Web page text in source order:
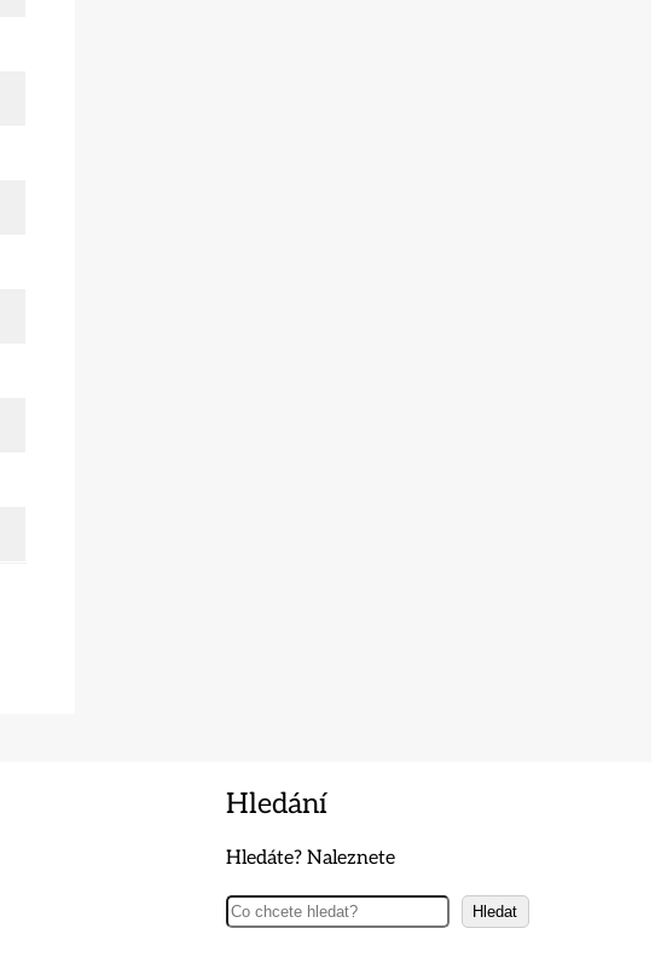
Hledání
Hledáte? Naleznete
Hledat Hledat